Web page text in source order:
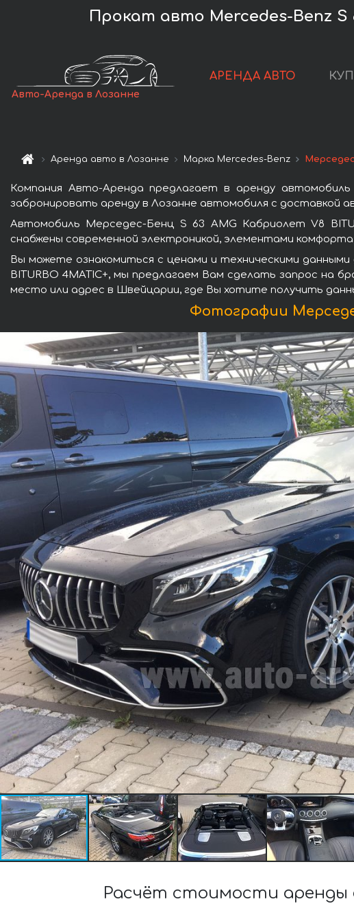
Прокат авто Mercedes-Benz S
Авто-Аренда в Лозанне
АРЕНДА АВТО
Аренда авто в Лозанне Марка Mercedes-Benz
Компания Авто-Аренда предлагает в аренду
забронировать аренду в Лозанне автомобиля с доставкой
Автомобиль Мерседес-Бенц S 63 AMG Кабриолет V8
снабжены современной электроникой, элементами
Вы можете ознакомиться с ценами и техническими
BITURBO 4MATIC+, мы предлагаем Вам сделать запрос на
место или адрес в Швейцарии, где Вы хотите получить
Фотографии
Расчёт стоимости аренды